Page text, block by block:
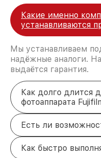
Какие именно
устанавливаются
Мы устанавливаем
надёжные аналоги.
выдаётся гарантия.
Как долго длится
фотоаппарата
Есть ли
Как быстро